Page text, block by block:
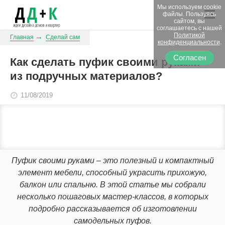
Главная Сделай сам
Как сделать пуфик своими руками
из подручных материалов?
11/08/2019
Пуфик своими руками – это полезный и компактный
элемент мебели, способный украсить прихожую,
балкон или спальню. В этой статье мы собрали
несколько пошаговых мастер-классов, в которых
подробно рассказывается об изготовлении
самодельных пуфов.
Мы используем cookie
файлы. Пользуясь
сайтом, вы
соглашаетесь с нашей
Политикой
конфиденциальности.
Согласен